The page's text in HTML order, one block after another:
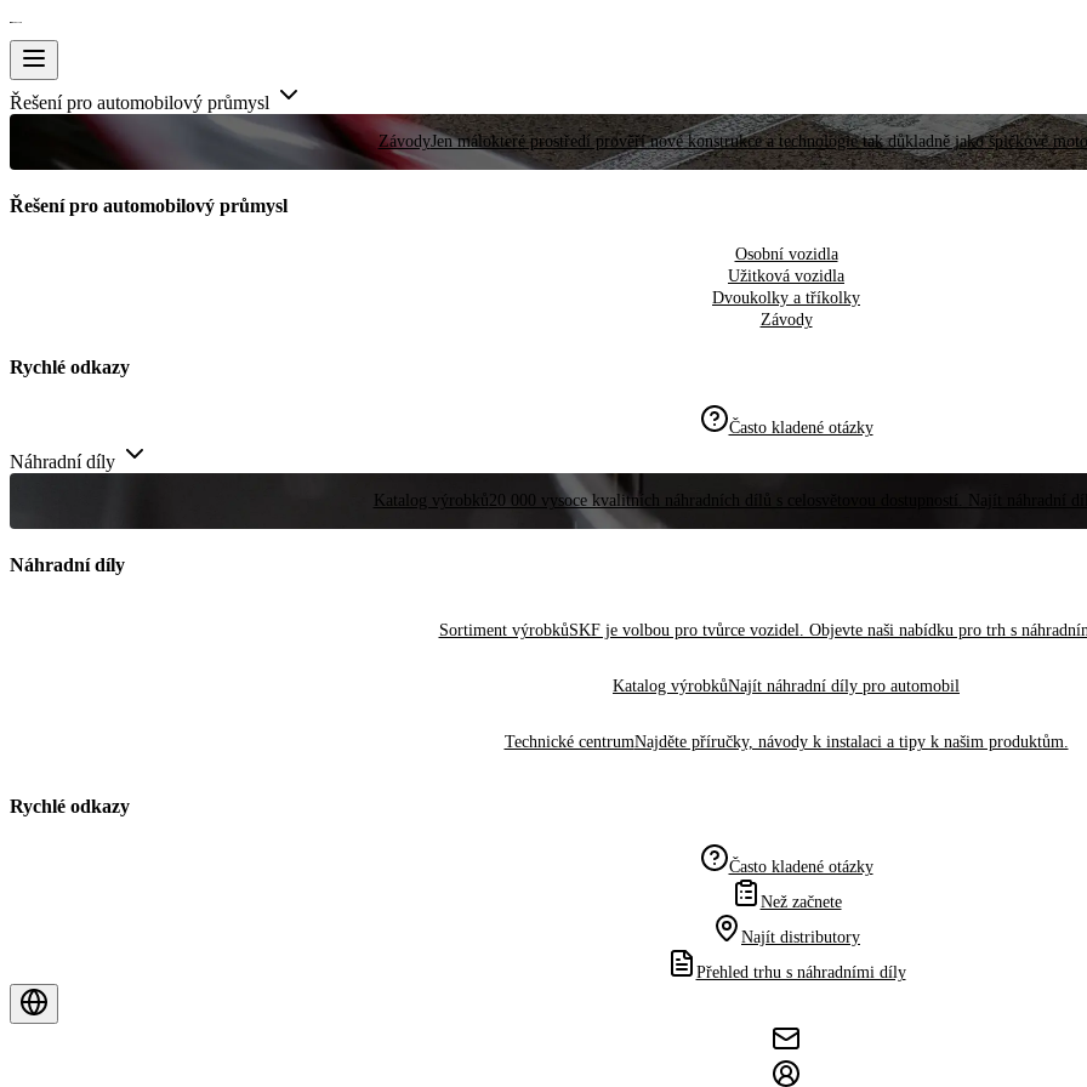
Řešení pro automobilový průmysl
ZávodyJen málokteré prostředí prověří nové konstrukce a technologie tak důkladně jako špičkové
Řešení pro automobilový průmysl
Osobní vozidla
Užitková vozidla
Dvoukolky a tříkolky
Závody
Rychlé odkazy
Často kladené otázky
Náhradní díly
Katalog výrobků20 000 vysoce kvalitních náhradních dílů s celosvětovou dostupností. Najít náhradní
Náhradní díly
Sortiment výrobkůSKF je volbou pro tvůrce vozidel. Objevte naši nabídku pro trh s
Katalog výrobkůNajít náhradní díly pro automobil
Technické centrumNajděte příručky, návody k instalaci a tipy k našim produktům.
Rychlé odkazy
Často kladené otázky
Než začnete
Najít distributory
Přehled trhu s náhradními díly